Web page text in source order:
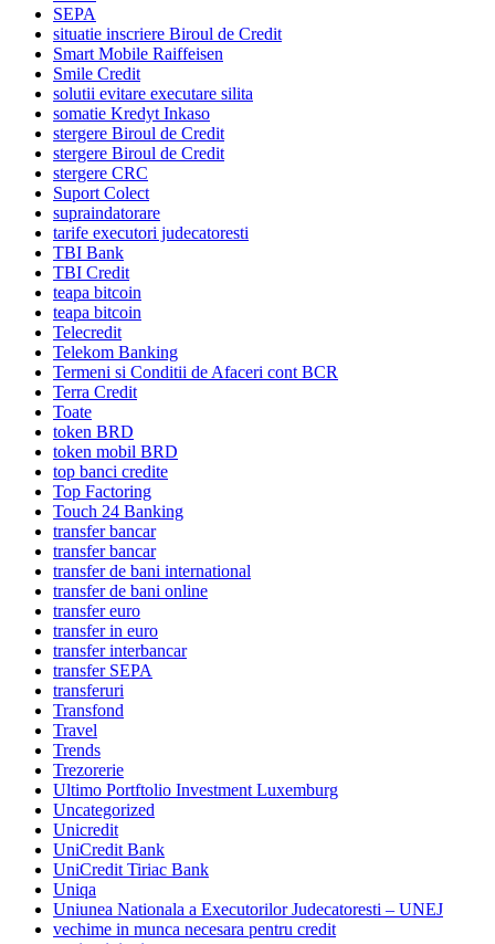
SEPA
situatie inscriere Biroul de Credit
Smart Mobile Raiffeisen
Smile Credit
solutii evitare executare silita
somatie Kredyt Inkaso
stergere Biroul de Credit
stergere Biroul de Credit
stergere CRC
Suport Colect
supraindatorare
tarife executori judecatoresti
TBI Bank
TBI Credit
teapa bitcoin
teapa bitcoin
Telecredit
Telekom Banking
Termeni si Conditii de Afaceri cont BCR
Terra Credit
Toate
token BRD
token mobil BRD
top banci credite
Top Factoring
Touch 24 Banking
transfer bancar
transfer bancar
transfer de bani international
transfer de bani online
transfer euro
transfer in euro
transfer interbancar
transfer SEPA
transferuri
Transfond
Travel
Trends
Trezorerie
Ultimo Portftolio Investment Luxemburg
Uncategorized
Unicredit
UniCredit Bank
UniCredit Tiriac Bank
Uniqa
Uniunea Nationala a Executorilor Judecatoresti – UNEJ
vechime in munca necesara pentru credit